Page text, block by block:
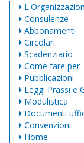
Consulenze
Abbonamenti
Circolari
Scadenziario
Come fare per
Pubblicazioni
Leggi Prassi e
Modulistica
Documenti
Convenzioni
Home